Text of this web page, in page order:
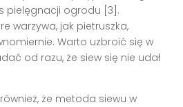
pielęgnacji ogrodu [3].
warzywa, jak pietruszka,
Warto uzbroić się w
od razu, że siew się nie udał
że metoda siewu w